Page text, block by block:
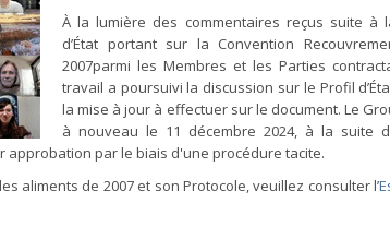
À la lumière des commentaires reçus suite à
d’État portant sur la Convention
2007parmi les Membres et les Parties
travail a poursuivi la discussion sur le Profil
la mise à jour à effectuer sur le document. Le
à nouveau le 11 décembre 2024, à la suite
approbation par le biais d'une procédure tacite.
aliments de 2007 et son Protocole, veuillez consulter l’